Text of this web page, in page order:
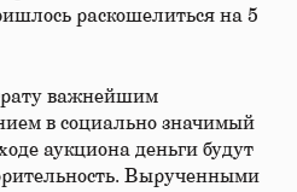
раскошелиться на 5
важнейшим
в социально значимый
аукциона деньги будут
Вырученными